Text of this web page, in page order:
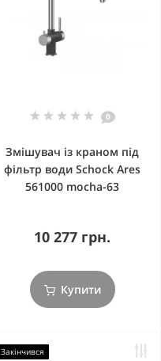
0
Змішувач із краном під
фільтр води Schock Ares
561000 mocha-63
10 277 грн.
Купити
Закінчився